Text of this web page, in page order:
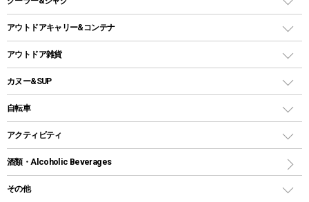
パラソル
テントアクセサリー
ペグ
グランドシート
ガイドロープ
ツール
キャンドル
ガストーチ、ライター
卓上タイプグリル
パーティータイプグリル
鉄板、アミ
焚き火台&ストーブ
火起こし
バーベキューツール
ホットサンドメーカー
クッカーセット
シェラカップ
クッキングツール
ナイフ
カトラリー
コップ付きタイプ
ワンタッチタイプ
プラスチックボトル
ディズニーボトル
クーラーボックス
クーラーバッグ
ウォータージャグ
保冷剤
アウトドアキャリー&コンテナ
アウトドアキャリー
アウトドア雑貨
バックパック&バッグ
リュック、バックパック
トートバッグ、サコッシュ
ショッピングキャリー
カヌー&SUP
インフレータブル
カヤック
パドル
自転車
折りたたみ自転車
スポーツサイクル
シティサイクル
アクティビティ
マリン
酒類・Alcoholic Beverages
その他